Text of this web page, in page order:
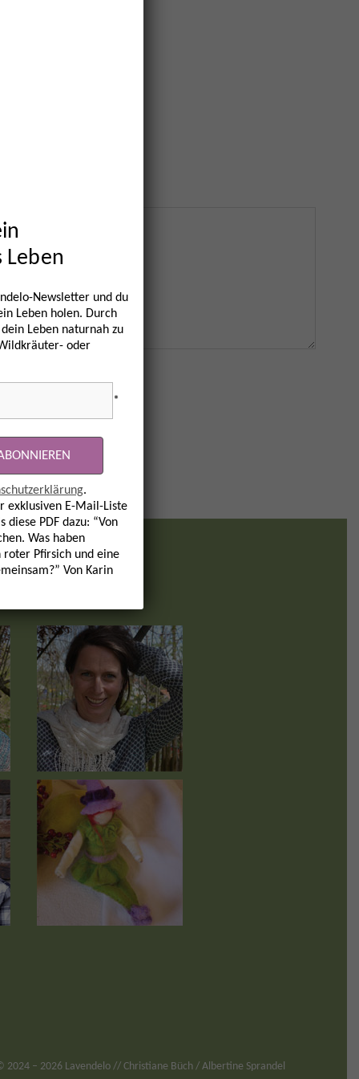
2024– 2026 Lavendelo // Christiane Büch / Albertine Sprandel
Leben
Newsletter und du
Leben holen. Durch
Leben naturnah zu
oder
*
.
exklusiven E-Mail-Liste
diese PDF dazu: “Von
Was haben
roter Pfirsich und eine
Von Karin